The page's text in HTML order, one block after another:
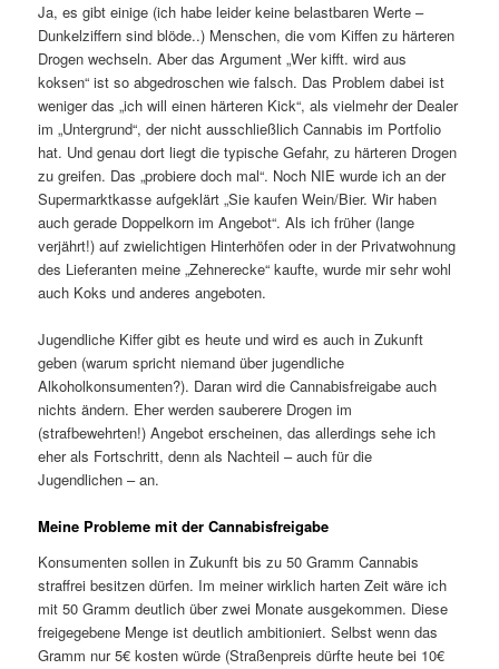
Ja, es gibt einige (ich habe leider keine belastbaren Werte –
Dunkelziffern sind blöde..) Menschen, die vom Kiffen zu härteren
Drogen wechseln. Aber das Argument „Wer kifft. wird aus
koksen“ ist so abgedroschen wie falsch. Das Problem dabei ist
weniger das „ich will einen härteren Kick“, als vielmehr der Dealer
im „Untergrund“, der nicht ausschließlich Cannabis im Portfolio
hat. Und genau dort liegt die typische Gefahr, zu härteren Drogen
zu greifen. Das „probiere doch mal“. Noch NIE wurde ich an der
Supermarktkasse aufgeklärt „Sie kaufen Wein/Bier. Wir haben
auch gerade Doppelkorn im Angebot“. Als ich früher (lange
verjährt!) auf zwielichtigen Hinterhöfen oder in der Privatwohnung
des Lieferanten meine „Zehnerecke“ kaufte, wurde mir sehr wohl
auch Koks und anderes angeboten.
Jugendliche Kiffer gibt es heute und wird es auch in Zukunft
geben (warum spricht niemand über jugendliche
Alkoholkonsumenten?). Daran wird die Cannabisfreigabe auch
nichts ändern. Eher werden sauberere Drogen im
(strafbewehrten!) Angebot erscheinen, das allerdings sehe ich
eher als Fortschritt, denn als Nachteil – auch für die
Jugendlichen – an.
Meine Probleme mit der Cannabisfreigabe
Konsumenten sollen in Zukunft bis zu 50 Gramm Cannabis
straffrei besitzen dürfen. Im meiner wirklich harten Zeit wäre ich
mit 50 Gramm deutlich über zwei Monate ausgekommen. Diese
freigegebene Menge ist deutlich ambitioniert. Selbst wenn das
Gramm nur 5€ kosten würde (Straßenpreis dürfte heute bei 10€